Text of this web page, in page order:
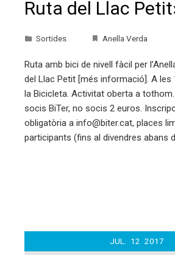
Ruta del Llac
Sortides Anella Verda
Ruta amb bici de nivell fàcil per
del Llac Petit [més informació]. A les
la Bicicleta. Activitat oberta a
socis BiTer, no socis 2 euros.
obligatòria a info@biter.cat, places
participants (fins al divendres abans
JUL. 12 2017